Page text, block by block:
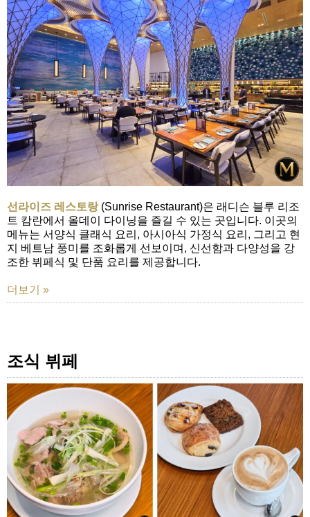
선라이즈 레스토랑(Sunrise Restaurant)은 래디슨 블루 리조
트 캄란에서 올데이 다이닝을 즐길 수 있는 곳입니다. 이곳의
메뉴는 서양식 클래식 요리, 아시아식 가정식 요리, 그리고 현
지 베트남 풍미를 조화롭게 선보이며, 신선함과 다양성을 강
조한 뷔페식 및 단품 요리를 제공합니다.
더보기 »
조식 뷔페